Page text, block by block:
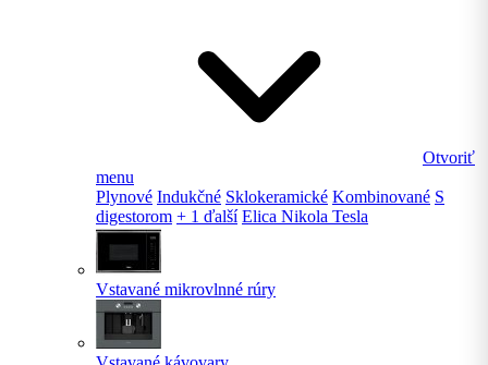
Otvoriť
menu
Plynové Indukčné Sklokeramické Kombinované S
digestorom + 1 ďalší Elica Nikola Tesla
Vstavané mikrovlnné rúry